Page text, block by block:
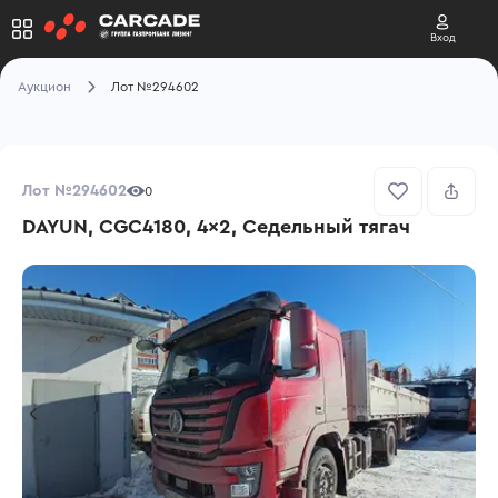
Вход
Аукцион Лот №294602
Лот №294602 0
DAYUN, CGC4180, 4x2, Седельный тягач